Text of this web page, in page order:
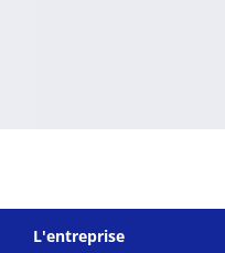
L'entreprise